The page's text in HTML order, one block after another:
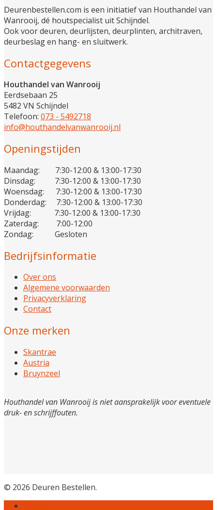
Deurenbestellen.com is een initiatief van Houthandel van
Wanrooij, dé houtspecialist uit Schijndel.
Ook voor deuren, deurlijsten, deurplinten, architraven,
deurbeslag en hang- en sluitwerk.
Contactgegevens
Houthandel van Wanrooij
Eerdsebaan 25
5482 VN Schijndel
Telefoon: 073 - 5492718
info@houthandelvanwanrooij.nl
Openingstijden
Maandag: 7:30-12:00 & 13:00-17:30
Dinsdag: 7:30-12:00 & 13:00-17:30
Woensdag: 7:30-12:00 & 13:00-17:30
Donderdag: 7:30-12:00 & 13:00-17:30
Vrijdag: 7:30-12:00 & 13:00-17:30
Zaterdag: 7:00-12:00
Zondag: Gesloten
Bedrijfsinformatie
Over ons
Algemene voorwaarden
Privacyverklaring
Contact
Onze merken
Skantrae
Austria
Bruynzeel
Houthandel van Wanrooij is niet aansprakelijk voor eventuele
druk- en schrijffouten.
© 2026 Deuren Bestellen.